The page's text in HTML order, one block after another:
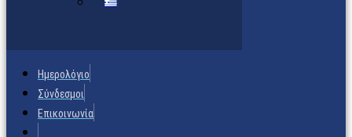
Ημερολόγιο
Σύνδεσμοι
Επικοινωνία